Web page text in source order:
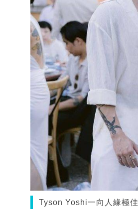
Tyson Yoshi一向人緣極